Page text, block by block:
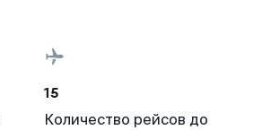
15
Количество рейсов до